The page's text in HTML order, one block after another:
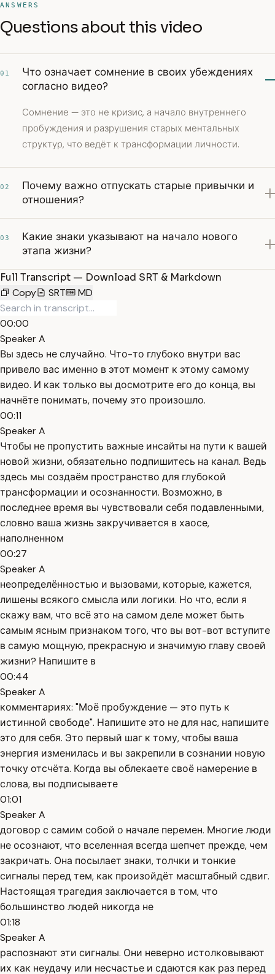
ANSWERS
Questions about this video
01
Что означает сомнение в своих убеждениях
согласно видео?
Сомнение — это не кризис, а начало внутреннего
пробуждения и разрушения старых ментальных
структур, что ведёт к трансформации личности.
02
Почему важно отпускать старые привычки и
отношения?
03
Какие знаки указывают на начало нового
этапа жизни?
Full Transcript — Download SRT & Markdown
Copy
SRT MD
00:00
Speaker A
Вы здесь не случайно. Что-то глубоко внутри вас
привело вас именно в этот момент к этому самому
видео. И как только вы досмотрите его до конца, вы
начнёте понимать, почему это произошло.
00:11
Speaker A
Чтобы не пропустить важные инсайты на пути к вашей
новой жизни, обязательно подпишитесь на канал. Ведь
здесь мы создаём пространство для глубокой
трансформации и осознанности. Возможно, в
последнее время вы чувствовали себя подавленными,
словно ваша жизнь закручивается в хаосе,
наполненном
00:27
Speaker A
неопределённостью и вызовами, которые, кажется,
лишены всякого смысла или логики. Но что, если я
скажу вам, что всё это на самом деле может быть
самым ясным признаком того, что вы вот-вот вступите
в самую мощную, прекрасную и значимую главу своей
жизни? Напишите в
00:44
Speaker A
комментариях: "Моё пробуждение — это путь к
истинной свободе". Напишите это не для нас, напишите
это для себя. Это первый шаг к тому, чтобы ваша
энергия изменилась и вы закрепили в сознании новую
точку отсчёта. Когда вы облекаете своё намерение в
слова, вы подписываете
01:01
Speaker A
договор с самим собой о начале перемен. Многие люди
не осознают, что вселенная всегда шепчет прежде, чем
закричать. Она посылает знаки, толчки и тонкие
сигналы перед тем, как произойдёт масштабный сдвиг.
Настоящая трагедия заключается в том, что
большинство людей никогда не
01:18
Speaker A
распознают эти сигналы. Они неверно истолковывают
их как неудачу или несчастье и сдаются как раз перед